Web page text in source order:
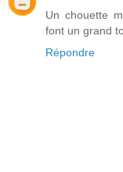
Un chouette
font un grand
Répondre